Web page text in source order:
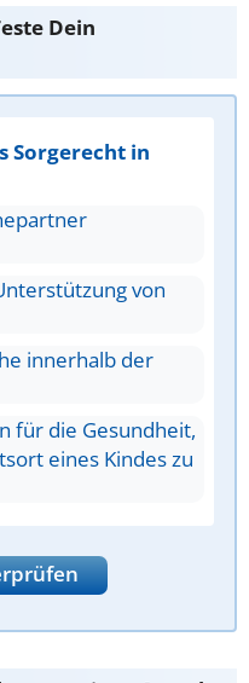
Dein
Sorgerecht in
von
innerhalb der
für die Gesundheit,
eines Kindes zu